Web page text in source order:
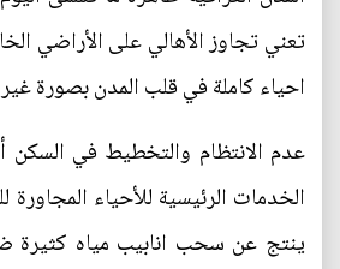
تعني تجاوز الأهالي على الأراضي
احياء كاملة في قلب المدن بصورة
عدم الانتظام والتخطيط في
الخدمات الرئيسية للأحياء المجاورة
ينتج عن سحب انابيب مياه كثيرة